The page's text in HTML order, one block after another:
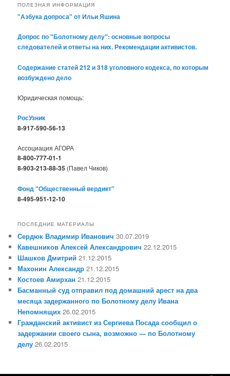
ПОЛЕЗНАЯ ИНФОРМАЦИЯ
"Азбука допроса" от Ильи Яшина
Допрос по "Болотному делу": основные вопросы
следователей и ответы на них. Рекомендации активистов.
Содержание статей 212 и 318 уголовного кодекса, по которым
возбуждено дело
Юридическая помощь:
РосУзник
8-917-590-56-13
Ассоциация АГОРА
8-800-777-01-1
8-903-213-88-35 (Павел Чиков)
Фонд "Общественный вердикт"
8-495-951-12-10
ПОСЛЕДНИЕ МАТЕРИАЛЫ
Сердюк Владимир Иванович 30.07.2019
Кавешников Алексей Александрович 22.12.2015
Шашков Дмитрий 21.12.2015
Махонин Александр 21.12.2015
Костоев Амирхан 21.12.2015
Басманный суд отправил под домашний арест на два
месяца задержанного по Болотному делу Ивана
Непомнящих 26.02.2015
Гражданский активист из Сергиева Посада сообщил о
задержании своего сына, возможно — по Болотному
делу 26.02.2015